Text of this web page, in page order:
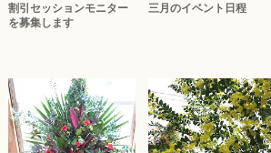
割引セッションモニター
を募集します
三月のイベント日程